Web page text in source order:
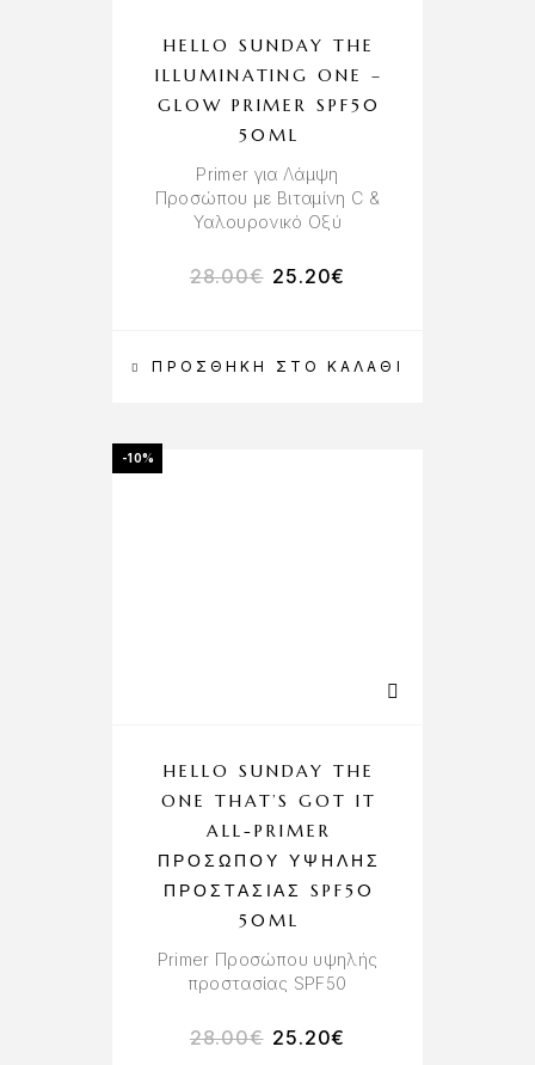
ΠΡΟΣΘΉΚΗ ΣΤΟ ΚΑΛΆΘΙ
HELLO SUNDAY THE
ILLUMINATING ONE –
GLOW PRIMER SPF50
50ML
Primer για Λάμψη
Προσώπου με Βιταμίνη C &
Υαλουρονικό Οξύ
28.00€ 25.20€
-10%
HELLO SUNDAY THE
ONE THAT’S GOT IT
ALL-PRIMER
ΠΡΟΣΏΠΟΥ ΥΨΗΛΉΣ
ΠΡΟΣΤΑΣΊΑΣ SPF50
50ML
Primer Προσώπου υψηλής
προστασίας SPF50
28.00€ 25.20€